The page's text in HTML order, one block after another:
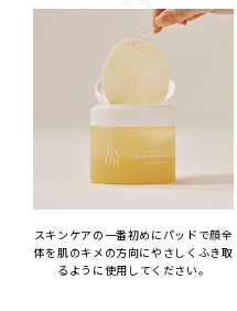
スキンケアの一番初めにパッドで顔全
体を肌のキメの方向にやさしくふき取
るように使用してください。